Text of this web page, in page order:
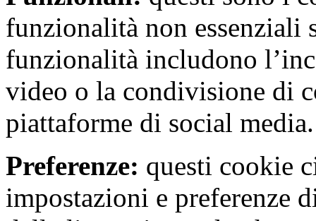
funzionalità non essenziali
funzionalità includono
video o la condivisione di
piattaforme di social media.
Preferenze: questi cookie
impostazioni e preferenze